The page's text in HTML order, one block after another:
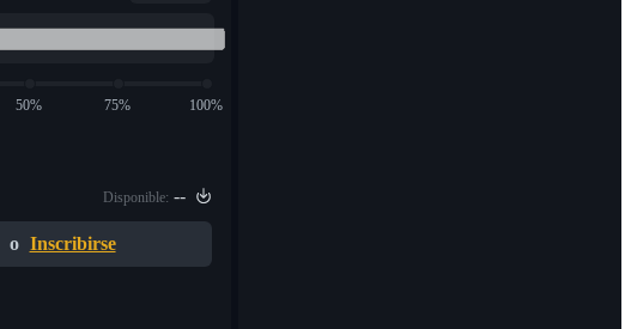
50% 75%
100%
Disponible: --
o Inscribirse